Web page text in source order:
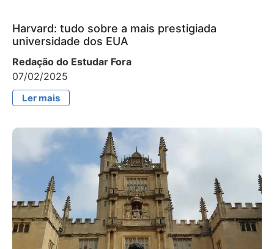
Harvard: tudo sobre a mais prestigiada
universidade dos EUA
Redação do Estudar Fora
07/02/2025
Ler mais